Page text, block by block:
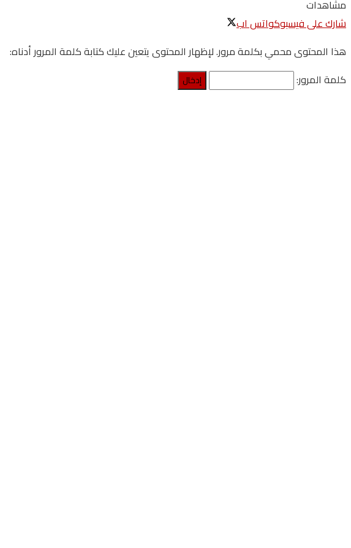
مشاهدات
شارك على فيسبوكواتس اب
هذا المحتوى محمي بكلمة مرور. لإظهار المحتوى يتعين عليك كتابة كلمة المرور أدناه:
كلمة المرور: